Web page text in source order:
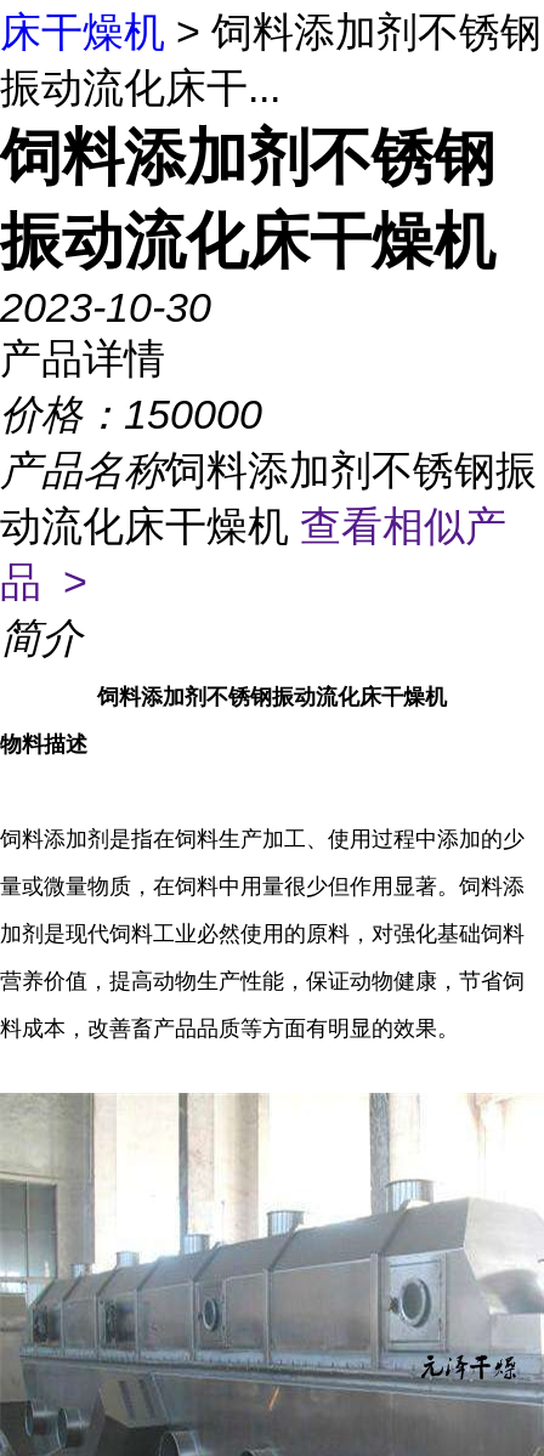
床干燥机 > 饲料添加剂不锈钢
振动流化床干...
饲料添加剂不锈钢
振动流化床干燥机
2023-10-30
产品详情
价格： 150000
产品名称饲料添加剂不锈钢振
动流化床干燥机 查看相似产
品 >
简介
饲料添加剂不锈钢振动流化床干燥机
物料描述
饲料添加剂是指在饲料生产加工、使用过程中添加的少
量或微量物质，在饲料中用量很少但作用显著。饲料添
加剂是现代饲料工业必然使用的原料，对强化基础饲料
营养价值，提高动物生产性能，保证动物健康，节省饲
料成本，改善畜产品品质等方面有明显的效果。